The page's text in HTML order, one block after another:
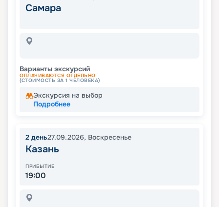
Самара
Варианты экскурсий
ОПЛАЧИВАЮТСЯ ОТДЕЛЬНО
(СТОИМОСТЬ ЗА 1 ЧЕЛОВЕКА)
Экскурсия на выбор
Подробнее
2 день27.09.2026, Воскресенье
Казань
ПРИБЫТИЕ
19:00